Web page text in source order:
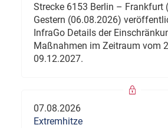
Strecke 6153 Berlin – Frankfurt
Gestern (06.08.2026)
InfraGo Details der
Maßnahmen im Zeitraum vom
09.12.2027.
07.08.2026
Extremhitze